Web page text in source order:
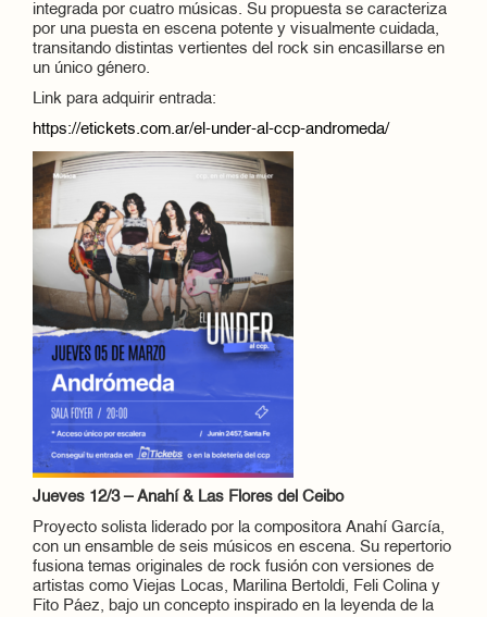
integrada por cuatro músicas. Su propuesta se caracteriza
por una puesta en escena potente y visualmente cuidada,
transitando distintas vertientes del rock sin encasillarse en
un único género.
Link para adquirir entrada:
https://etickets.com.ar/el-under-al-ccp-andromeda/
Jueves 12/3 – Anahí & Las Flores del Ceibo
Proyecto solista liderado por la compositora Anahí García,
con un ensamble de seis músicos en escena. Su repertorio
fusiona temas originales de rock fusión con versiones de
artistas como Viejas Locas, Marilina Bertoldi, Feli Colina y
Fito Páez, bajo un concepto inspirado en la leyenda de la